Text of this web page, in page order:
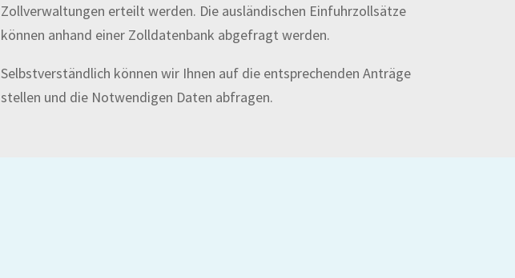
Zollverwaltungen erteilt werden. Die ausländischen Einfuhrzollsätze
können anhand einer Zolldatenbank abgefragt werden.
Selbstverständlich können wir Ihnen auf die entsprechenden Anträge
stellen und die Notwendigen Daten abfragen.